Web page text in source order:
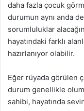
daha fazla çocuk
durumun aynı anda
sorumluluklar
hayatındaki farklı
hazırlanıyor olabilir.
Eğer rüyada görülen
durum genellikle
sahibi, hayatında